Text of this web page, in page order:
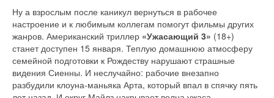
Ну а взрослым после каникул вернуться в рабочее
настроение и к любимым коллегам помогут фильмы других
жанров. Американский триллер «Ужасающий 3» (18+)
станет доступен 15 января. Теплую домашнюю атмосферу
семейной подготовки к Рождеству нарушают страшные
видения Сиенны. И неслучайно: рабочие внезапно
разбудили клоуна-маньяка Арта, который впал в спячку пять